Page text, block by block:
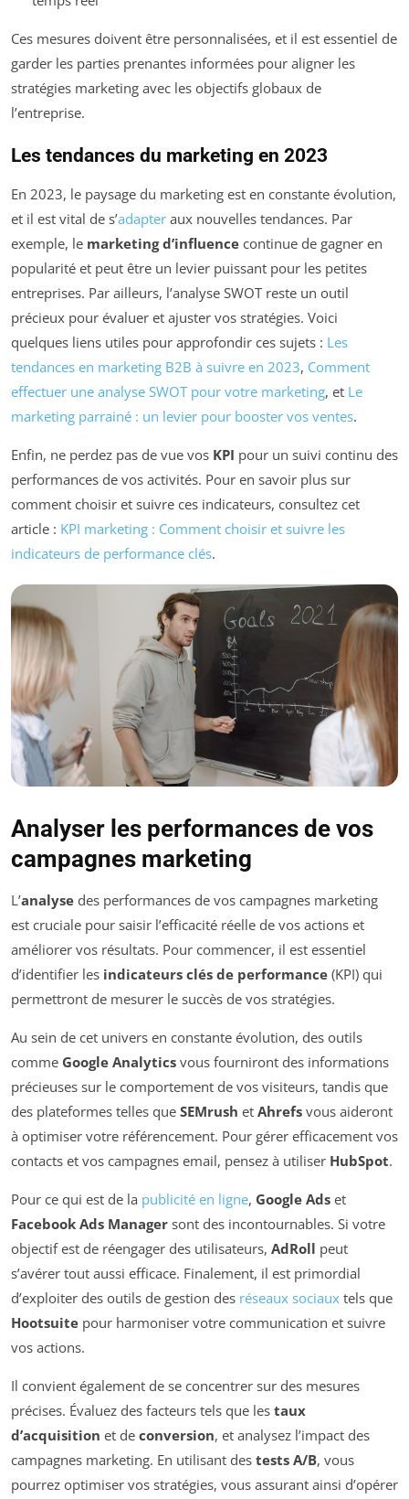
Ces mesures doivent être personnalisées, et il est essentiel de
garder les parties prenantes informées pour aligner les
stratégies marketing avec les objectifs globaux de
l’entreprise.
Les tendances du marketing en 2023
En 2023, le paysage du marketing est en constante évolution,
et il est vital de s’adapter aux nouvelles tendances. Par
exemple, le marketing d’influence continue de gagner en
popularité et peut être un levier puissant pour les petites
entreprises. Par ailleurs, l’analyse SWOT reste un outil
précieux pour évaluer et ajuster vos stratégies. Voici
quelques liens utiles pour approfondir ces sujets : Les
tendances en marketing B2B à suivre en 2023, Comment
effectuer une analyse SWOT pour votre marketing, et Le
marketing parrainé : un levier pour booster vos ventes.
Enfin, ne perdez pas de vue vos KPI pour un suivi continu des
performances de vos activités. Pour en savoir plus sur
comment choisir et suivre ces indicateurs, consultez cet
article : KPI marketing : Comment choisir et suivre les
indicateurs de performance clés.
Analyser les performances de vos
campagnes marketing
L’analyse des performances de vos campagnes marketing
est cruciale pour saisir l’efficacité réelle de vos actions et
améliorer vos résultats. Pour commencer, il est essentiel
d’identifier les indicateurs clés de performance (KPI) qui
permettront de mesurer le succès de vos stratégies.
Au sein de cet univers en constante évolution, des outils
comme Google Analytics vous fourniront des informations
précieuses sur le comportement de vos visiteurs, tandis que
des plateformes telles que SEMrush et Ahrefs vous aideront
à optimiser votre référencement. Pour gérer efficacement vos
contacts et vos campagnes email, pensez à utiliser HubSpot.
Pour ce qui est de la publicité en ligne, Google Ads et
Facebook Ads Manager sont des incontournables. Si votre
objectif est de réengager des utilisateurs, AdRoll peut
s’avérer tout aussi efficace. Finalement, il est primordial
d’exploiter des outils de gestion des réseaux sociaux tels que
Hootsuite pour harmoniser votre communication et suivre
vos actions.
Il convient également de se concentrer sur des mesures
précises. Évaluez des facteurs tels que les taux
d’acquisition et de conversion, et analysez l’impact des
campagnes marketing. En utilisant des tests A/B, vous
pourrez optimiser vos stratégies, vous assurant ainsi d’opérer